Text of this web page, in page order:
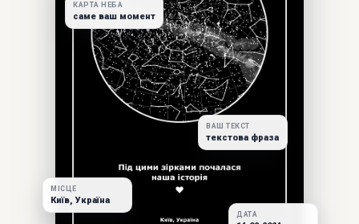
МІСЦЕ
Київ, Україна
ДАТА
КАРТА НЕБА
саме ваш момент
ВАШ ТЕКСТ
текстова фраза